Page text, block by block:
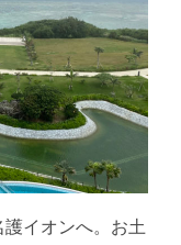
イオンへ。お土